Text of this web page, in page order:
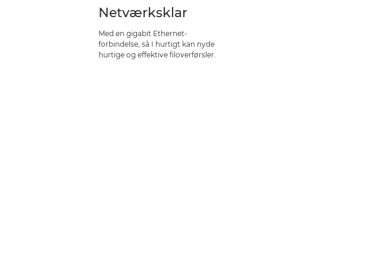
Netværksklar
Med en gigabit Ethernet-
forbindelse, så I hurtigt kan nyde
hurtige og effektive filoverførsler.